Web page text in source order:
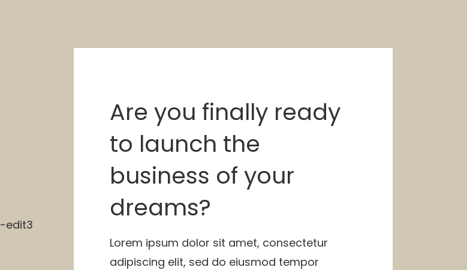
Are you finally ready
to launch the
business of your
dreams?
Lorem ipsum dolor sit amet, consectetur
adipiscing elit, sed do eiusmod tempor